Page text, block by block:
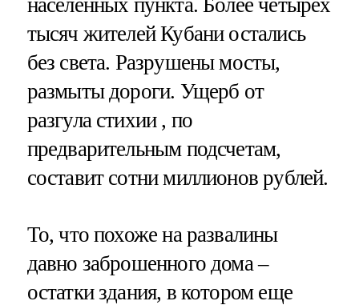
тысяч жителей Кубани остались
без света. Разрушены мосты,
размыты дороги. Ущерб от
разгула стихии , по
предварительным подсчетам,
составит сотни миллионов рублей.
То, что похоже на развалины
давно заброшенного дома –
остатки здания, в котором еще